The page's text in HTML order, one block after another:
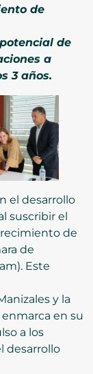
de
de
a
3 años.
el desarrollo
suscribir el
de
de
Este
y la
en su
a los
desarrollo